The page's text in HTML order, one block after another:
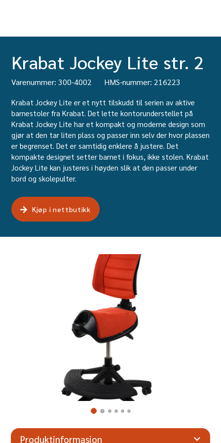
Krabat Jockey Lite str. 2
Varenummer: 300-4002 HMS-nummer: 216223
Krabat Jockey Lite er et nytt tilskudd til serien av aktive
barnestoler fra Krabat. Det lette kontorunderstellet på
Krabat Jockey Lite har et kompakt og moderne design som
gjør at den tar liten plass og passer inn selv der hvor plassen
er begrenset. Det er samtidig enklere å justere. Det
kompakte designet setter barnet i fokus, ikke stolen. Krabat
Jockey Lite kan justeres i høyden slik at den passer under
bord og skolepulter.
Kjøp i nettbutikk
Produktinformasjon